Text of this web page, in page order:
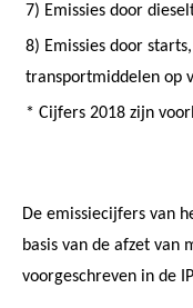
7) Emissies door
8) Emissies door
transportmiddelen op
* Cijfers 2018 zijn
De emissiecijfers van
basis van de afzet van
voorgeschreven in de